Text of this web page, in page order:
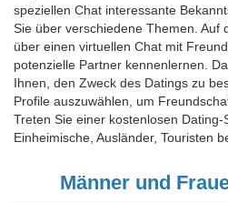
speziellen Chat interessante
Sie über verschiedene Themen. Auf
über einen virtuellen Chat mit
potenzielle Partner kennenlernen.
Ihnen, den Zweck des Datings zu
Profile auszuwählen, um
Treten Sie einer kostenlosen
Einheimische, Ausländer, Touristen
Männer und